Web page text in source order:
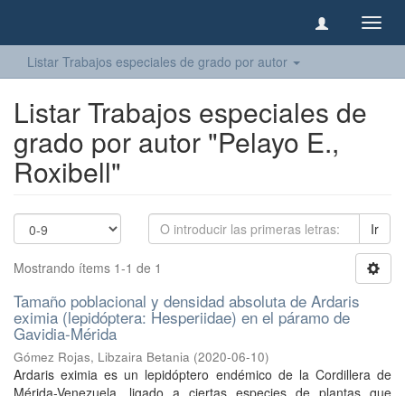
Listar Trabajos especiales de grado por autor
Listar Trabajos especiales de
grado por autor "Pelayo E.,
Roxibell"
Ir
Mostrando ítems 1-1 de 1
Tamaño poblacional y densidad absoluta de Ardaris
eximia (lepidóptera: Hesperiidae) en el páramo de
Gavidia-Mérida
Gómez Rojas, Libzaira Betania (2020-06-10)
Ardaris eximia es un lepidóptero endémico de la Cordillera de
Mérida-Venezuela, ligado a ciertas especies de plantas que